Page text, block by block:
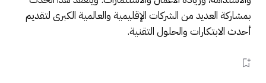
بمشاركة العديد من الشركات الإقليمية والعالمية الكبرى لتقديم
أحدث الابتكارات والحلول التقنية.